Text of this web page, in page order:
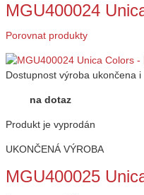
MGU400024
Porovnat produkty
Dostupnost výroba ukončena i
na dotaz
Produkt je vyprodán
UKONČENÁ VÝROBA
MGU400025